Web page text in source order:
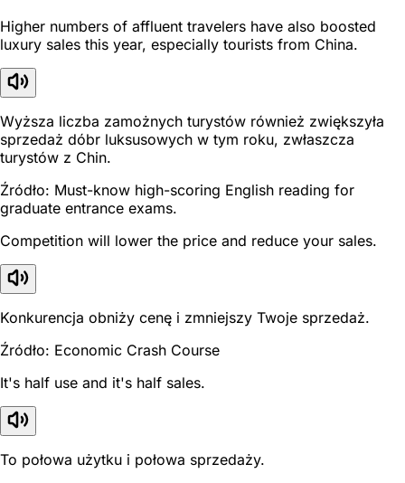
Higher numbers of affluent travelers have also boosted
luxury sales this year, especially tourists from China.
Wyższa liczba zamożnych turystów również zwiększyła
sprzedaż dóbr luksusowych w tym roku, zwłaszcza
turystów z Chin.
Źródło: Must-know high-scoring English reading for
graduate entrance exams.
Competition will lower the price and reduce your sales.
Konkurencja obniży cenę i zmniejszy Twoje sprzedaż.
Źródło: Economic Crash Course
It's half use and it's half sales.
To połowa użytku i połowa sprzedaży.